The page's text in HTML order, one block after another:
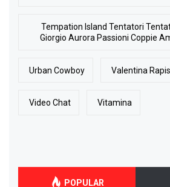
Tempation Island Tentatori
Giorgio Aurora Passioni Coppie
Urban Cowboy Valentina
Video Chat Vitamina
POPULAR